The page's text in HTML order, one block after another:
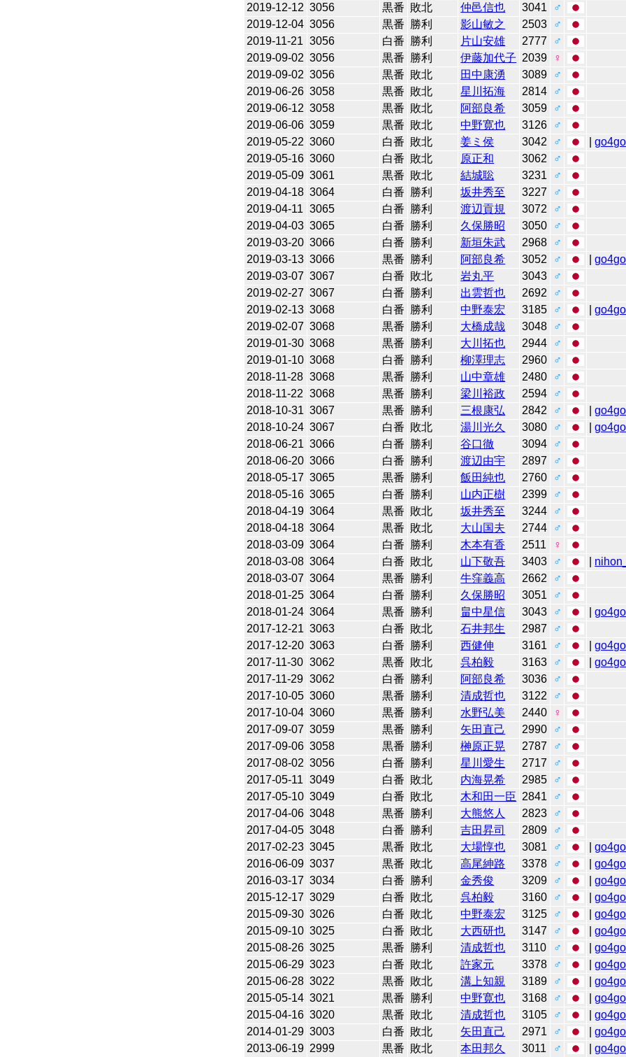
2019-12-12 3056 黒番 敗北 仲邑信也 3041
♂
2019-12-04 3056 黒番 勝利 影山敏之 2503
♂
2019-11-21 3056 白番 勝利 片山安雄 2777
♂
2019-09-02 3056 黒番 勝利 伊藤加代子 2039
♀
2019-09-02 3056 黒番 敗北 田中康湧 3089
♂
2019-06-26 3058 黒番 敗北 星川拓海 2814
♂
2019-06-12 3058 黒番 敗北 阿部良希 3059
♂
2019-06-06 3059 黒番 敗北 中野寛也 3126
♂
2019-05-22 3060 白番 敗北 姜ミ侯 3042 ♂ |go4go
2019-05-16 3060 白番 敗北 原正和 3062
♂
2019-05-09 3061 黒番 敗北 結城聡 3231
♂
2019-04-18 3064 白番 勝利 坂井秀至 3227
♂
2019-04-11 3065 白番 勝利 渡辺貢規 3072
♂
2019-04-03 3065 白番 勝利 久保勝昭 3050
♂
2019-03-20 3066 白番 勝利 新垣朱武 2968
♂
2019-03-13 3066 黒番 勝利 阿部良希 3052 ♂ |go4go
2019-03-07 3067 白番 敗北 岩丸平 3043
♂
2019-02-27 3067 白番 勝利 出雲哲也 2692
♂
2019-02-13 3068 白番 勝利 中野泰宏 3185 ♂ |go4go
2019-02-07 3068 黒番 勝利 大橋成哉 3048
♂
2019-01-30 3068 黒番 勝利 大川拓也 2944
♂
2019-01-10 3068 白番 勝利 柳澤理志 2960
♂
2018-11-28 3068 黒番 勝利 山中章雄 2480
♂
2018-11-22 3068 黒番 勝利 梁川裕政 2594
♂
2018-10-31 3067 黒番 勝利 三根康弘 2842 ♂ |go4go
2018-10-24 3067 白番 敗北 湯川光久 3080 ♂ |go4go
2018-06-21 3066 白番 勝利 谷口徹 3094
♂
2018-06-20 3066 白番 勝利 渡辺由宇 2897
♂
2018-05-17 3065 黒番 勝利 飯田純也 2760
♂
2018-05-16 3065 白番 勝利 山内正樹 2399
♂
2018-04-19 3064 黒番 敗北 坂井秀至 3244
♂
2018-04-18 3064 黒番 敗北 大山国夫 2744
♂
2018-03-09 3064 白番 勝利 木本有香 2511
♀
2018-03-08 3064 白番 敗北 山下敬吾 3403 ♂
2018-03-07 3064 黒番 勝利 牛窪義高 2662
♂
2018-01-25 3064 白番 勝利 久保勝昭 3051
♂
2018-01-24 3064 黒番 勝利 畠中星信 3043 ♂ |go4go
2017-12-21 3063 白番 敗北 石井邦生 2987
♂
2017-12-20 3063 白番 勝利 西健伸 3161 ♂ |go4go
2017-11-30 3062 黒番 敗北 呉柏毅 3163 ♂ |go4go
2017-11-29 3062 白番 勝利 阿部良希 3036
♂
2017-10-05 3060 黒番 勝利 清成哲也 3122
♂
2017-10-04 3060 黒番 勝利 水野弘美 2440
♀
2017-09-07 3059 黒番 勝利 矢田直己 2990
♂
2017-09-06 3058 黒番 勝利 榊原正晃 2787
♂
2017-08-02 3056 白番 勝利 星川愛生 2717
♂
2017-05-11 3049 白番 敗北 内海晃希 2985
♂
2017-05-10 3049 白番 敗北 木和田一臣 2841
♂
2017-04-06 3048 黒番 勝利 大熊悠人 2823
♂
2017-04-05 3048 白番 勝利 吉田昇司 2809
♂
2017-02-23 3045 黒番 敗北 大場惇也 3081 ♂ |go4go
2016-06-09 3037 黒番 敗北 高尾紳路 3378 ♂ |go4go
2016-03-17 3034 白番 勝利 金秀俊 3209 ♂ |go4go
2015-12-17 3029 白番 敗北 呉柏毅 3160 ♂ |go4go
2015-09-30 3026 白番 敗北 中野泰宏 3125 ♂ |go4go
2015-09-10 3025 白番 敗北 大西研也 3147 ♂ |go4go
2015-08-26 3025 黒番 勝利 清成哲也 3110 ♂ |go4go
2015-06-29 3023 白番 敗北 許家元 3378 ♂ |go4go
2015-06-28 3022 黒番 敗北 溝上知親 3189 ♂ |go4go
2015-05-14 3021 黒番 勝利 中野寛也 3168 ♂ |go4go
2015-04-16 3020 黒番 敗北 清成哲也 3105 ♂ |go4go
2014-01-29 3003 白番 敗北 矢田直己 2971 ♂ |go4go
2013-06-19 2999 黒番 敗北 本田邦久 3011 ♂ |go4go